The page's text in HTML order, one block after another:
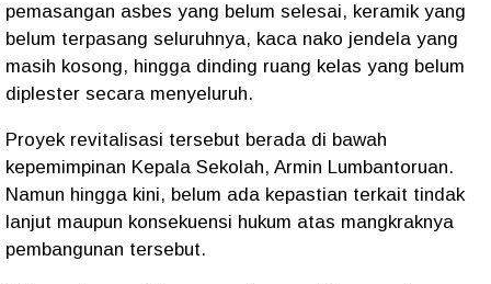
pemasangan asbes yang belum selesai, keramik yang
belum terpasang seluruhnya, kaca nako jendela yang
masih kosong, hingga dinding ruang kelas yang belum
diplester secara menyeluruh.
Proyek revitalisasi tersebut berada di bawah
kepemimpinan Kepala Sekolah, Armin Lumbantoruan.
Namun hingga kini, belum ada kepastian terkait tindak
lanjut maupun konsekuensi hukum atas mangkraknya
pembangunan tersebut.